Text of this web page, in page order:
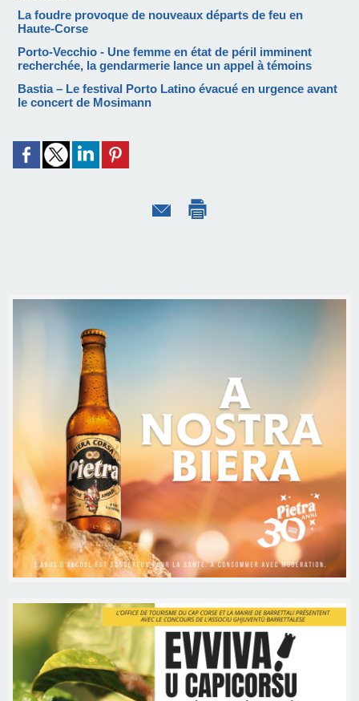
La foudre provoque de nouveaux départs de feu en
Haute-Corse
Porto-Vecchio - Une femme en état de péril imminent
recherchée, la gendarmerie lance un appel à témoins
Bastia – Le festival Porto Latino évacué en urgence avant
le concert de Mosimann